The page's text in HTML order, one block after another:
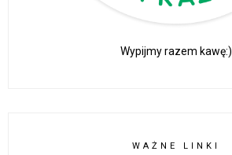
Wypijmy razem kawę:)
WAŻNE LINKI